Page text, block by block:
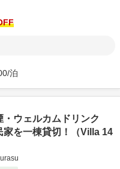
/泊
・ウェルカムドリンク
家を一棟貸切！（Villa 14